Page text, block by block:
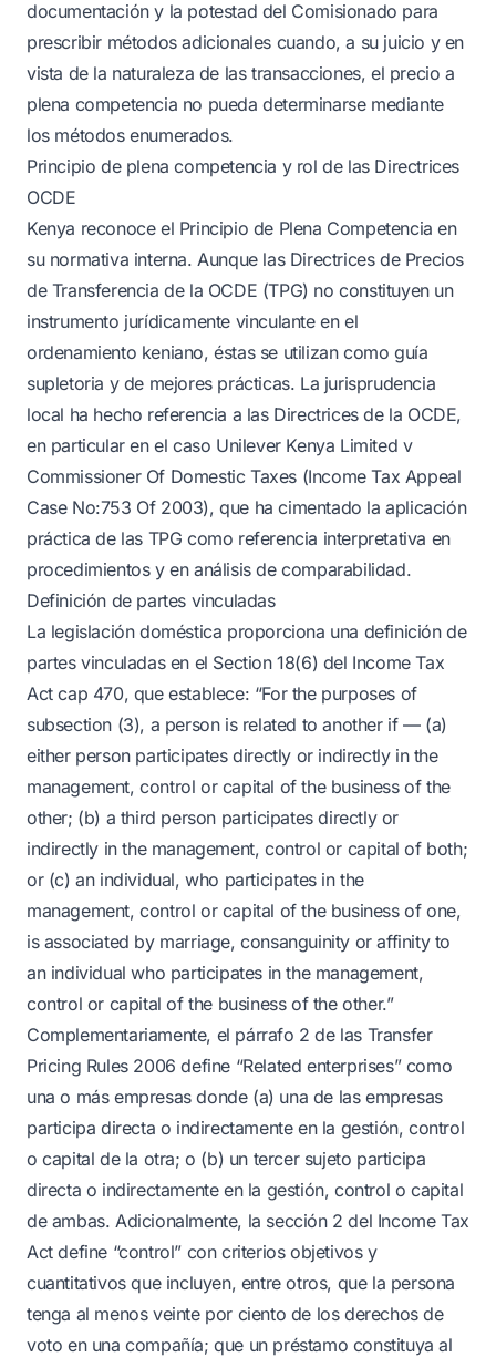
documentación y la potestad del Comisionado para
prescribir métodos adicionales cuando, a su juicio y en
vista de la naturaleza de las transacciones, el precio a
plena competencia no pueda determinarse mediante
los métodos enumerados.
Principio de plena competencia y rol de las Directrices
OCDE
Kenya reconoce el Principio de Plena Competencia en
su normativa interna. Aunque las Directrices de Precios
de Transferencia de la OCDE (TPG) no constituyen un
instrumento jurídicamente vinculante en el
ordenamiento keniano, éstas se utilizan como guía
supletoria y de mejores prácticas. La jurisprudencia
local ha hecho referencia a las Directrices de la OCDE,
en particular en el caso Unilever Kenya Limited v
Commissioner Of Domestic Taxes (Income Tax Appeal
Case No:753 Of 2003), que ha cimentado la aplicación
práctica de las TPG como referencia interpretativa en
procedimientos y en análisis de comparabilidad.
Definición de partes vinculadas
La legislación doméstica proporciona una definición de
partes vinculadas en el Section 18(6) del Income Tax
Act cap 470, que establece: “For the purposes of
subsection (3), a person is related to another if — (a)
either person participates directly or indirectly in the
management, control or capital of the business of the
other; (b) a third person participates directly or
indirectly in the management, control or capital of both;
or (c) an individual, who participates in the
management, control or capital of the business of one,
is associated by marriage, consanguinity or affinity to
an individual who participates in the management,
control or capital of the business of the other.”
Complementariamente, el párrafo 2 de las Transfer
Pricing Rules 2006 define “Related enterprises” como
una o más empresas donde (a) una de las empresas
participa directa o indirectamente en la gestión, control
o capital de la otra; o (b) un tercer sujeto participa
directa o indirectamente en la gestión, control o capital
de ambas. Adicionalmente, la sección 2 del Income Tax
Act define “control” con criterios objetivos y
cuantitativos que incluyen, entre otros, que la persona
tenga al menos veinte por ciento de los derechos de
voto en una compañía; que un préstamo constituya al